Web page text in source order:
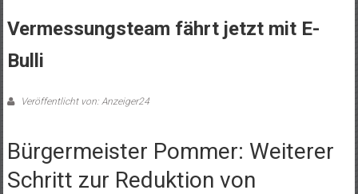
Vermessungsteam fährt jetzt mit E-
Bulli
Veröffentlicht von: Anzeiger24
Bürgermeister Pommer: Weiterer
Schritt zur Reduktion von